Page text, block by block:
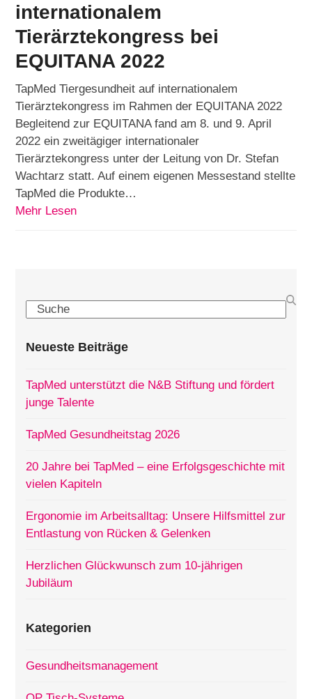
internationalem
Tierärztekongress bei
EQUITANA 2022
TapMed Tiergesundheit auf internationalem
Tierärztekongress im Rahmen der EQUITANA 2022
Begleitend zur EQUITANA fand am 8. und 9. April
2022 ein zweitägiger internationaler
Tierärztekongress unter der Leitung von Dr. Stefan
Wachtarz statt. Auf einem eigenen Messestand stellte
TapMed die Produkte…
Mehr Lesen
Search
Neueste Beiträge
TapMed unterstützt die N&B Stiftung und fördert
junge Talente
TapMed Gesundheitstag 2026
20 Jahre bei TapMed – eine Erfolgsgeschichte mit
vielen Kapiteln
Ergonomie im Arbeitsalltag: Unsere Hilfsmittel zur
Entlastung von Rücken & Gelenken
Herzlichen Glückwunsch zum 10-jährigen
Jubiläum
Kategorien
Gesundheitsmanagement